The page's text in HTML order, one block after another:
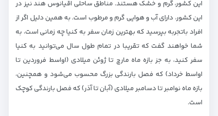
این کشور، گرم و خشک هستند. مناطق ساحلی اقیانوس هند نیز در
این کشور، دارای آب و هوایی گرم و مرطوب است. به همین دلیل اگر از
افراد باتجربه بپرسید که بهترین زمان سفر به کنیا چه زمانی است، به
شما خواهند گفت که تقریبا در تمام طول سال می‌توانید به کنیا
سفر کنید، به جز بازه ماه مارچ تا ژوئن میلادی (اواسط فروردین تا
اواسط خرداد) که فصل بارندگی بزرگ محسوب می‌شود و همچنین،
بازه ماه نوامبر تا دسامبر میلادی (آبان تا آذر) که فصل بارندگی کوچک
است.